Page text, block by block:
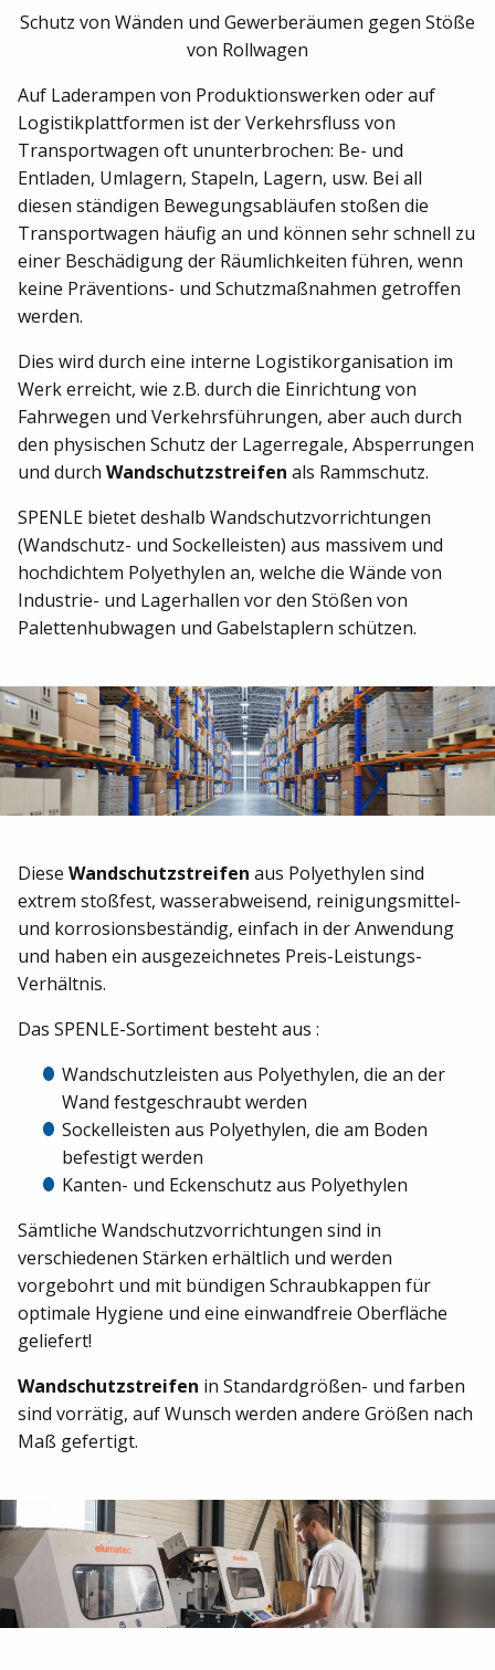
Schutz von Wänden und Gewerberäumen gegen Stöße
von Rollwagen
Auf Laderampen von Produktionswerken oder auf
Logistikplattformen ist der Verkehrsfluss von
Transportwagen oft ununterbrochen: Be- und
Entladen, Umlagern, Stapeln, Lagern, usw. Bei all
diesen ständigen Bewegungsabläufen stoßen die
Transportwagen häufig an und können sehr schnell zu
einer Beschädigung der Räumlichkeiten führen, wenn
keine Präventions- und Schutzmaßnahmen getroffen
werden.
Dies wird durch eine interne Logistikorganisation im
Werk erreicht, wie z.B. durch die Einrichtung von
Fahrwegen und Verkehrsführungen, aber auch durch
den physischen Schutz der Lagerregale, Absperrungen
und durch Wandschutzstreifen als Rammschutz.
SPENLE bietet deshalb Wandschutzvorrichtungen
(Wandschutz- und Sockelleisten) aus massivem und
hochdichtem Polyethylen an, welche die Wände von
Industrie- und Lagerhallen vor den Stößen von
Palettenhubwagen und Gabelstaplern schützen.
Diese Wandschutzstreifen aus Polyethylen sind
extrem stoßfest, wasserabweisend, reinigungsmittel-
und korrosionsbeständig, einfach in der Anwendung
und haben ein ausgezeichnetes Preis-Leistungs-
Verhältnis.
Das SPENLE-Sortiment besteht aus :
Wandschutzleisten aus Polyethylen, die an der
Wand festgeschraubt werden
Sockelleisten aus Polyethylen, die am Boden
befestigt werden
Kanten- und Eckenschutz aus Polyethylen
Sämtliche Wandschutzvorrichtungen sind in
verschiedenen Stärken erhältlich und werden
vorgebohrt und mit bündigen Schraubkappen für
optimale Hygiene und eine einwandfreie Oberfläche
geliefert!
Wandschutzstreifen in Standardgrößen- und farben
sind vorrätig, auf Wunsch werden andere Größen nach
Maß gefertigt.